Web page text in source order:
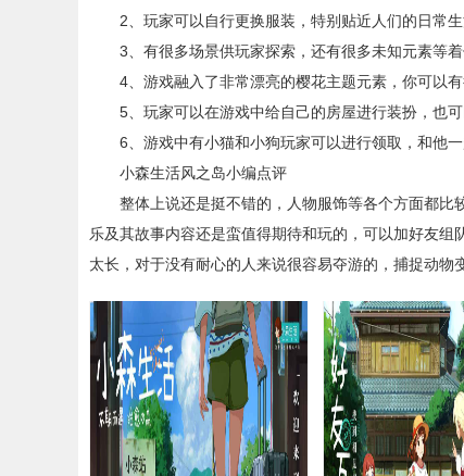
2、玩家可以自行更换服装，特别贴近人们的日常
3、有很多场景供玩家探索，还有很多未知元素等着
4、游戏融入了非常漂亮的樱花主题元素，你可以有
5、玩家可以在游戏中给自己的房屋进行装扮，也可
6、游戏中有小猫和小狗玩家可以进行领取，和他一
小森生活风之岛小编点评
整体上说还是挺不错的，人物服饰等各个方面都比
乐及其故事内容还是蛮值得期待和玩的，可以加好友
太长，对于没有耐心的人来说很容易夺游的，捕捉动物